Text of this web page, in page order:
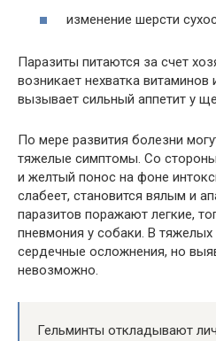
изменение шерсти
Паразиты питаются за счет
возникает нехватка витаминов
вызывает сильный аппетит у
По мере развития болезни
тяжелые симптомы. Со
и желтый понос на фоне
слабеет, становится вялым и
паразитов поражают легкие,
пневмония у собаки. В
сердечные осложнения, но
невозможно.
Гельминты откладывают